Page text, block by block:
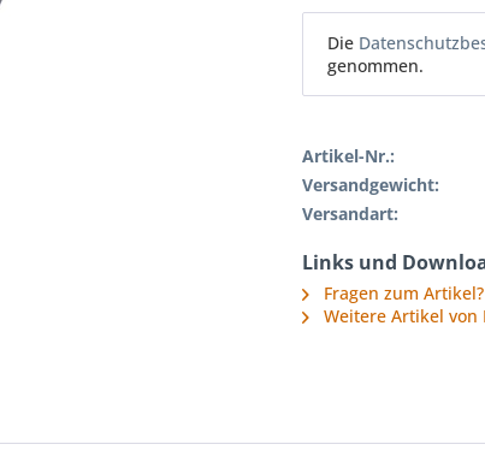
Die
genommen.
Artikel-Nr.:
Versandgewicht:
Versandart:
Links und
Fragen zum Artikel?
Weitere Artikel von